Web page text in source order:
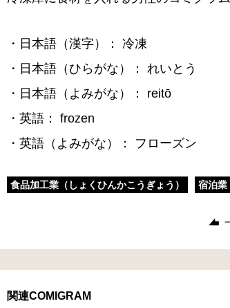
・日本語（漢字）： 冷凍
・日本語（ひらがな）： れいとう
・日本語（よみがな）： reitō
・英語： frozen
・英語（よみがな）： フローズン
食品加工業（しょくひんかこうぎょう） 宿泊業
関連COMIGRAM